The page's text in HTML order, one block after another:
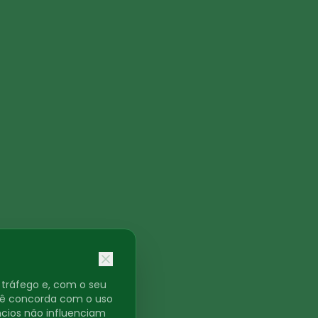
e, com o seu
concorda com o uso
não influenciam